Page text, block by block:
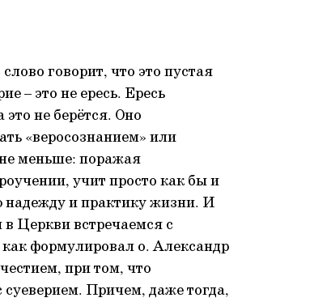
говорит, что это пустая
– это не ересь. Ересь
не берётся. Оно
«веросознанием» или
меньше: поражая
учит просто как бы и
и практику жизни. И
Церкви встречаемся с
формулировал о. Александр
при том, что
Причем, даже тогда,